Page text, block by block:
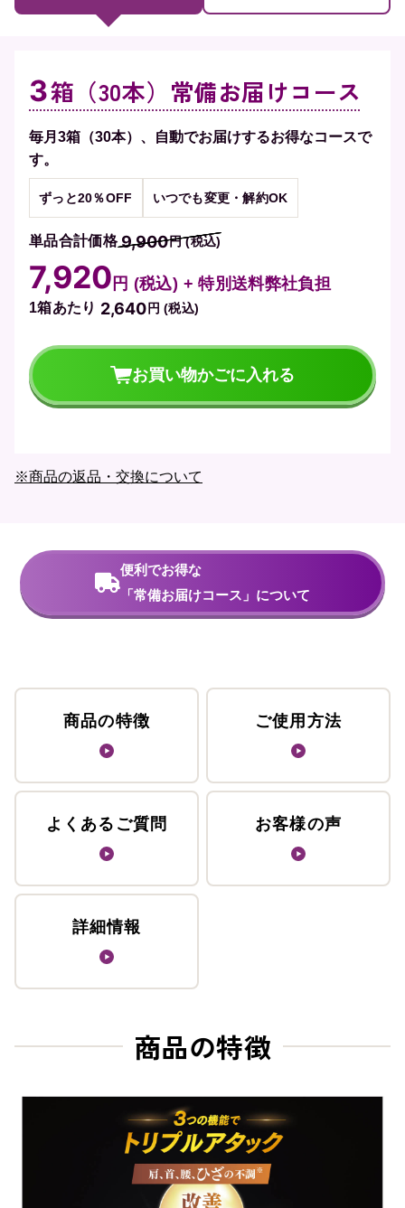
3箱（30本）常備お届けコース
毎月3箱（30本）、自動でお届けするお得なコースで
す。
ずっと20％OFF いつでも変更・解約OK
単品合計価格 9,900円 (税込)
7,920 円 (税込) + 特別送料弊社負担
1箱あたり 2,640円 (税込)
お買い物かごに入れる
※商品の返品・交換について
便利でお得な
「常備お届けコース」について
商品の特徴 ご使用方法
よくあるご質問 お客様の声
詳細情報
商品の特徴